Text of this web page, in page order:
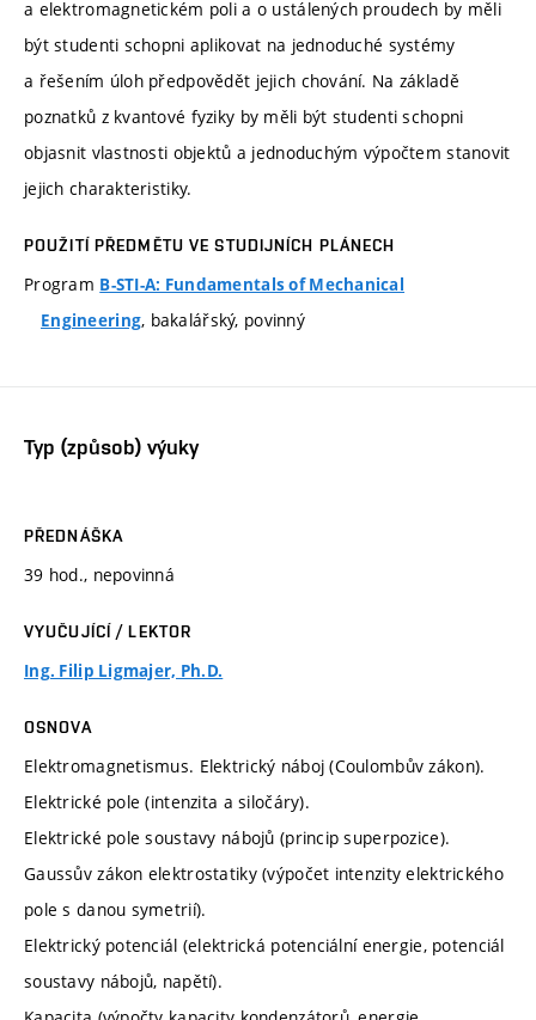
a elektromagnetickém poli a o ustálených proudech by měli
být studenti schopni aplikovat na jednoduché systémy
a řešením úloh předpovědět jejich chování. Na základě
poznatků z kvantové fyziky by měli být studenti schopni
objasnit vlastnosti objektů a jednoduchým výpočtem stanovit
jejich charakteristiky.
POUŽITÍ PŘEDMĚTU VE STUDIJNÍCH PLÁNECH
Program B-STI-A: Fundamentals of Mechanical
Engineering, bakalářský, povinný
Typ (způsob) výuky
PŘEDNÁŠKA
39 hod., nepovinná
VYUČUJÍCÍ / LEKTOR
Ing. Filip Ligmajer, Ph.D.
OSNOVA
Elektromagnetismus. Elektrický náboj (Coulombův zákon).
Elektrické pole (intenzita a siločáry).
Elektrické pole soustavy nábojů (princip superpozice).
Gaussův zákon elektrostatiky (výpočet intenzity elektrického
pole s danou symetrií).
Elektrický potenciál (elektrická potenciální energie, potenciál
soustavy nábojů, napětí).